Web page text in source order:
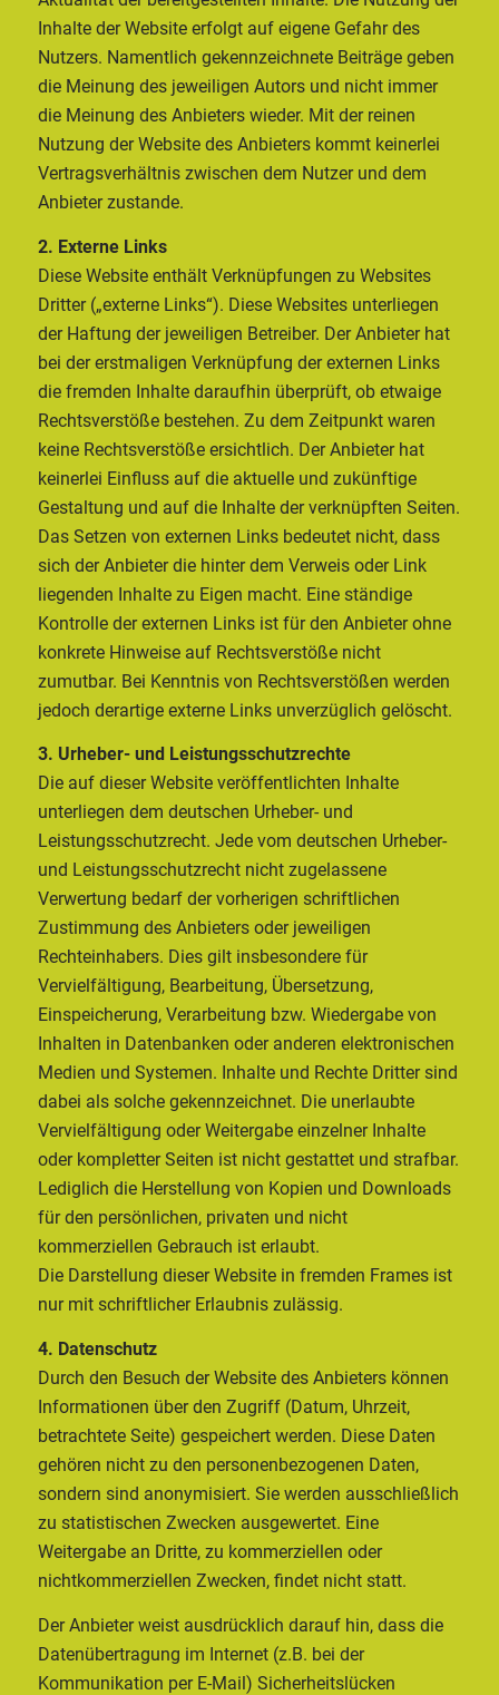
Inhalte der Website erfolgt auf eigene Gefahr des
Nutzers. Namentlich gekennzeichnete Beiträge geben
die Meinung des jeweiligen Autors und nicht immer
die Meinung des Anbieters wieder. Mit der reinen
Nutzung der Website des Anbieters kommt keinerlei
Vertragsverhältnis zwischen dem Nutzer und dem
Anbieter zustande.
2. Externe Links
Diese Website enthält Verknüpfungen zu Websites
Dritter („externe Links“). Diese Websites unterliegen
der Haftung der jeweiligen Betreiber. Der Anbieter hat
bei der erstmaligen Verknüpfung der externen Links
die fremden Inhalte daraufhin überprüft, ob etwaige
Rechtsverstöße bestehen. Zu dem Zeitpunkt waren
keine Rechtsverstöße ersichtlich. Der Anbieter hat
keinerlei Einfluss auf die aktuelle und zukünftige
Gestaltung und auf die Inhalte der verknüpften Seiten.
Das Setzen von externen Links bedeutet nicht, dass
sich der Anbieter die hinter dem Verweis oder Link
liegenden Inhalte zu Eigen macht. Eine ständige
Kontrolle der externen Links ist für den Anbieter ohne
konkrete Hinweise auf Rechtsverstöße nicht
zumutbar. Bei Kenntnis von Rechtsverstößen werden
jedoch derartige externe Links unverzüglich gelöscht.
3. Urheber- und Leistungsschutzrechte
Die auf dieser Website veröffentlichten Inhalte
unterliegen dem deutschen Urheber- und
Leistungsschutzrecht. Jede vom deutschen Urheber-
und Leistungsschutzrecht nicht zugelassene
Verwertung bedarf der vorherigen schriftlichen
Zustimmung des Anbieters oder jeweiligen
Rechteinhabers. Dies gilt insbesondere für
Vervielfältigung, Bearbeitung, Übersetzung,
Einspeicherung, Verarbeitung bzw. Wiedergabe von
Inhalten in Datenbanken oder anderen elektronischen
Medien und Systemen. Inhalte und Rechte Dritter sind
dabei als solche gekennzeichnet. Die unerlaubte
Vervielfältigung oder Weitergabe einzelner Inhalte
oder kompletter Seiten ist nicht gestattet und strafbar.
Lediglich die Herstellung von Kopien und Downloads
für den persönlichen, privaten und nicht
kommerziellen Gebrauch ist erlaubt.
Die Darstellung dieser Website in fremden Frames ist
nur mit schriftlicher Erlaubnis zulässig.
4. Datenschutz
Durch den Besuch der Website des Anbieters können
Informationen über den Zugriff (Datum, Uhrzeit,
betrachtete Seite) gespeichert werden. Diese Daten
gehören nicht zu den personenbezogenen Daten,
sondern sind anonymisiert. Sie werden ausschließlich
zu statistischen Zwecken ausgewertet. Eine
Weitergabe an Dritte, zu kommerziellen oder
nichtkommerziellen Zwecken, findet nicht statt.
Der Anbieter weist ausdrücklich darauf hin, dass die
Datenübertragung im Internet (z.B. bei der
Kommunikation per E-Mail) Sicherheitslücken